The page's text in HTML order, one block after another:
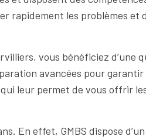
rapidement les problèmes et
vous bénéficiez d’une
avancées pour
leur permet de vous offrir
En effet, GMBS dispose